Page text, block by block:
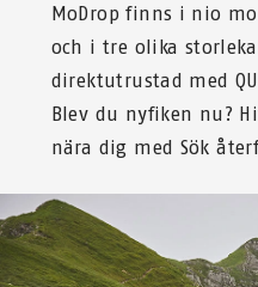
MoDrop finns i nio
och i tre olika
direktutrustad med
Blev du nyfiken nu?
nära dig med Sök